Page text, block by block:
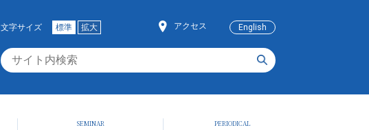
文字サイズ 標準 拡大 アクセス English
SEMINAR PERIODICAL